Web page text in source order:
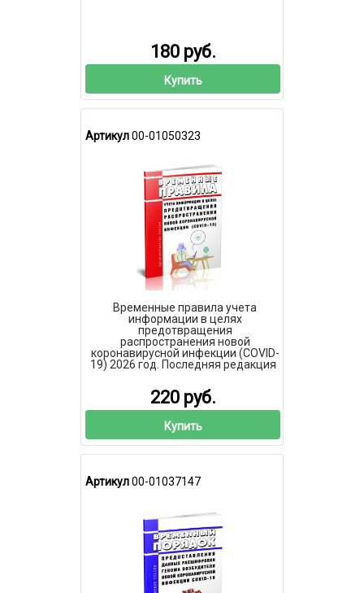
180 руб.
Купить
Артикул00-01050323
Временные правила учета
информации в целях
предотвращения
распространения новой
коронавирусной инфекции (COVID-
19) 2026 год. Последняя редакция
220 руб.
Купить
Артикул00-01037147